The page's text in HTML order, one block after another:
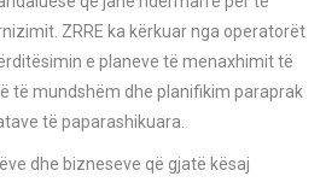
ZRRE ka kërkuar nga operatorët
e planeve të menaxhimit të
të mundshëm dhe planifikim paraprak
të paparashikuara.
dhe bizneseve që gjatë kësaj